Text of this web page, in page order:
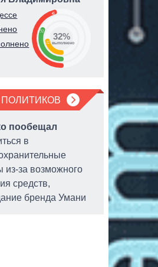
46
32
22
32%
выполнено
пообещал
в
из-за возможного
средств,
бренда Умани